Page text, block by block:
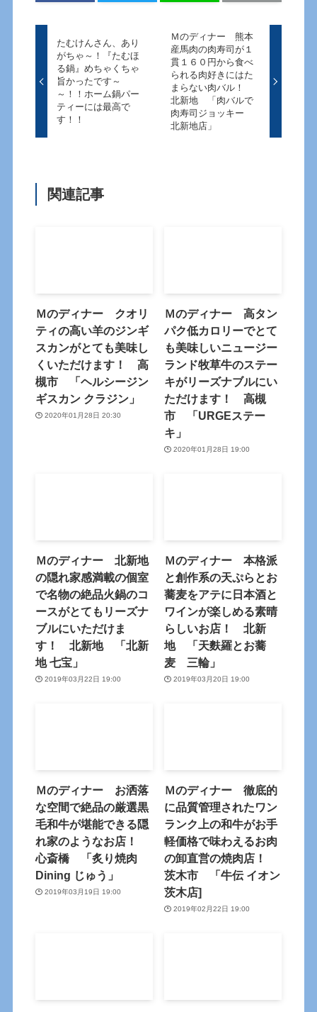
たむけんさん、あり
がちゃ～！『たむほ
る鍋』めちゃくちゃ
旨かったです～
～！！ホーム鍋パー
ティーには最高で
す！！
Ｍのディナー 熊本
産馬肉の肉寿司が１
貫１６０円から食べ
られる肉好きにはた
まらない肉バル！
北新地 「肉バルで
肉寿司ジョッキー
北新地店」
関連記事
Ｍのディナー クオリ
ティの高い羊のジンギ
スカンがとても美味し
くいただけます！ 高
槻市 「ヘルシージン
ギスカン クラジン」
2020年01月28日 20:30
Ｍのディナー 高タン
パク低カロリーでとて
も美味しいニュージー
ランド牧草牛のステー
キがリーズナブルにい
ただけます！ 高槻
市 「URGEステー
キ」
2020年01月28日 19:00
Ｍのディナー 北新地
の隠れ家感満載の個室
で名物の絶品火鍋のコ
ースがとてもリーズナ
ブルにいただけま
す！ 北新地 「北新
地 七宝」
2019年03月22日 19:00
Ｍのディナー 本格派
と創作系の天ぷらとお
蕎麦をアテに日本酒と
ワインが楽しめる素晴
らしいお店！ 北新
地 「天麩羅とお蕎
麦 三輪」
2019年03月20日 19:00
Ｍのディナー お洒落
な空間で絶品の厳選黒
毛和牛が堪能できる隠
れ家のようなお店！
心斎橋 「炙り焼肉
Dining じゅう」
2019年03月19日 19:00
Ｍのディナー 徹底的
に品質管理されたワン
ランク上の和牛がお手
軽価格で味わえるお肉
の卸直営の焼肉店！
茨木市 「牛伝 イオン
茨木店]
2019年02月22日 19:00